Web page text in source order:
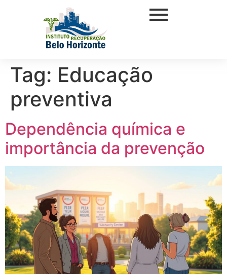
Tag: Educação
preventiva
Dependência química e
importância da prevenção